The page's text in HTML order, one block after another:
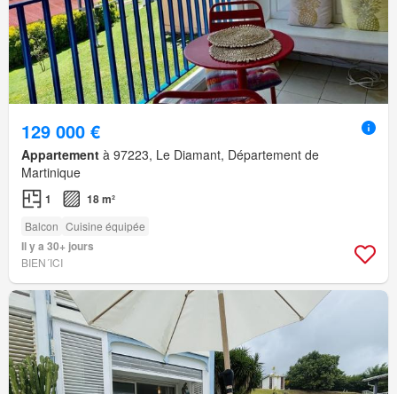
129 000 €
Appartement à 97223, Le Diamant, Département de
Martinique
1 18 m²
Balcon Cuisine équipée
Il y a 30+ jours
BIEN´ICI